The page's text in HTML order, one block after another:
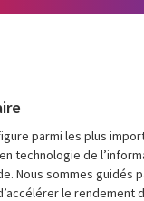
parmi les plus
technologie de
Nous sommes guidés
le rendement